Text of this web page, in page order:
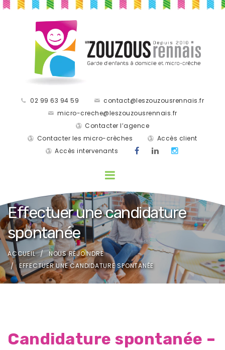
02 99 63 94 59
contact@leszouzousrennais.fr
micro-creche@leszouzousrennais.fr
Contacter l’agence
Contacter les micro-crèches
Accès client
Accès intervenants
Effectuer une candidature
spontanée
ACCUEIL
NOUS REJOINDRE
EFFECTUER UNE CANDIDATURE SPONTANÉE
Candidature spontanée –